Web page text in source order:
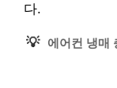
다.
💡 에어컨 냉매